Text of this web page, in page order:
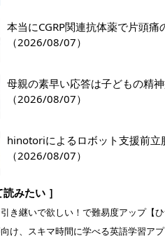
本当にCGRP関連抗体薬で片頭
（2026/08/07）
母親の素早い応答は子どもの精
（2026/08/07）
hinotoriによるロボット支援前
（2026/08/07）
読みたい ］